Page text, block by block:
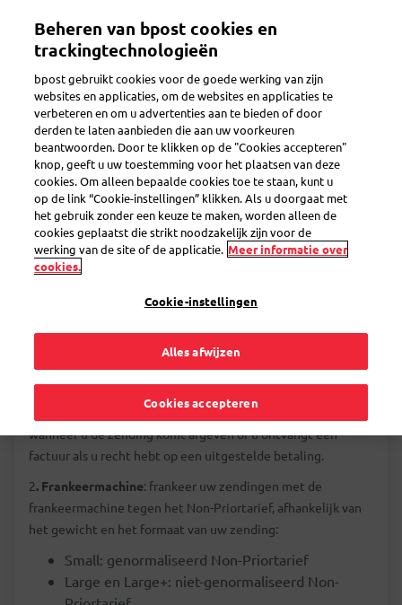
inhoud
Toggle navigation
Tarieven
Hoe frankeer ik mijn
Direct Mail?
U hebt 3 mogelijkheden om uw Direct Mail te frankeren :
1. Frankeermerk Port Betaald: dat is de gemakkelijkste
manier om uw Direct Mail te frankeren. Download het
frankeermerk en print het op uw zendingen. U betaalt
wanneer u de zending komt afgeven of u ontvangt een
factuur als u recht hebt op een uitgestelde betaling.
2. Frankeermachine: frankeer uw zendingen met de
frankeermachine tegen het Non-Priortarief, afhankelijk van
het gewicht en het formaat van uw zending:
Small: genormaliseerd Non-Priortarief
Large en Large+: niet-genormaliseerd Non-
Beheren van bpost cookies en
trackingtechnologieën
bpost gebruikt cookies voor de goede werking van zijn
websites en applicaties, om de websites en applicaties te
verbeteren en om u advertenties aan te bieden of door
derden te laten aanbieden die aan uw voorkeuren
beantwoorden. Door te klikken op de "Cookies accepteren"
knop, geeft u uw toestemming voor het plaatsen van deze
cookies. Om alleen bepaalde cookies toe te staan, kunt u
op de link “Cookie-instellingen” klikken. Als u doorgaat met
het gebruik zonder een keuze te maken, worden alleen de
cookies geplaatst die strikt noodzakelijk zijn voor de
werking van de site of de applicatie. Meer informatie over
cookies.
Cookie-instellingen
Alles afwijzen
Cookies accepteren